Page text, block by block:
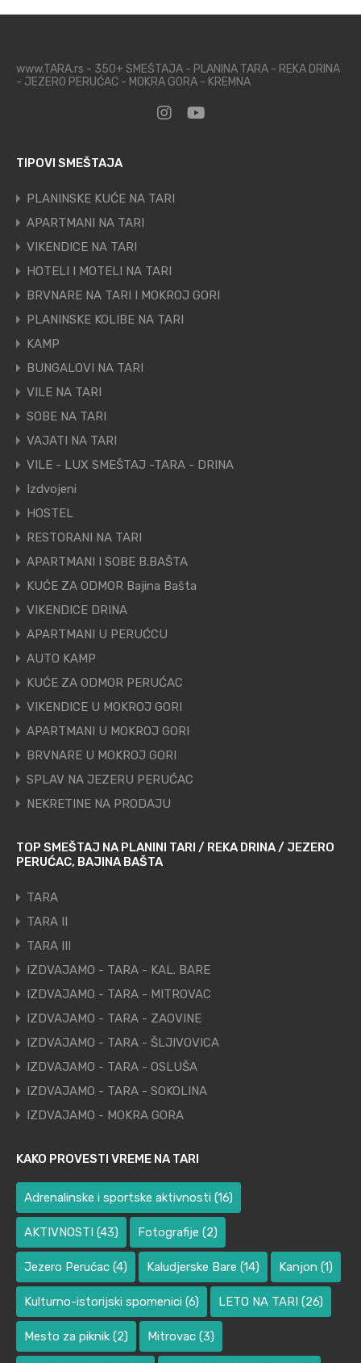
www.TARA.rs - 350+ SMEŠTAJA - PLANINA TARA - REKA DRINA
- JEZERO PERUĆAC - MOKRA GORA - KREMNA
TIPOVI SMEŠTAJA
PLANINSKE KUĆE NA TARI
APARTMANI NA TARI
VIKENDICE NA TARI
HOTELI I MOTELI NA TARI
BRVNARE NA TARI I MOKROJ GORI
PLANINSKE KOLIBE NA TARI
KAMP
BUNGALOVI NA TARI
VILE NA TARI
SOBE NA TARI
VAJATI NA TARI
VILE - LUX SMEŠTAJ -TARA - DRINA
Izdvojeni
HOSTEL
RESTORANI NA TARI
APARTMANI I SOBE B.BAŠTA
KUĆE ZA ODMOR Bajina Bašta
VIKENDICE DRINA
APARTMANI U PERUĆCU
AUTO KAMP
KUĆE ZA ODMOR PERUĆAC
VIKENDICE U MOKROJ GORI
APARTMANI U MOKROJ GORI
BRVNARE U MOKROJ GORI
SPLAV NA JEZERU PERUĆAC
NEKRETINE NA PRODAJU
TOP SMEŠTAJ NA PLANINI TARI / REKA DRINA / JEZERO
PERUĆAC, BAJINA BAŠTA
TARA
TARA II
TARA III
IZDVAJAMO - TARA - KAL. BARE
IZDVAJAMO - TARA - MITROVAC
IZDVAJAMO - TARA - ZAOVINE
IZDVAJAMO - TARA - ŠLJIVOVICA
IZDVAJAMO - TARA - OSLUŠA
IZDVAJAMO - TARA - SOKOLINA
IZDVAJAMO - MOKRA GORA
KAKO PROVESTI VREME NA TARI
Adrenalinske i sportske aktivnosti (16)
AKTIVNOSTI (43) Fotografije (2)
Jezero Perućac (4) Kaludjerske Bare (14) Kanjon (1)
Kulturno-istorijski spomenici (6) LETO NA TARI (26)
Mesto za piknik (2) Mitrovac (3)